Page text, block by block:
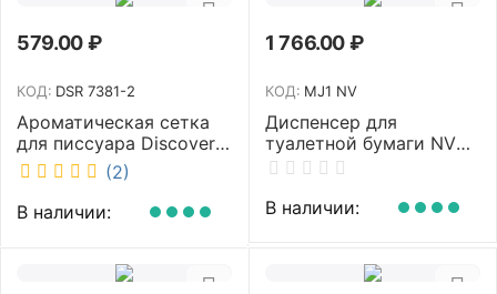
579.00₽
КОД: DSR 7381-2
Ароматическая сетка
для писсуара Discover
аромат Queen DSR
7381-2
(2)
В наличии:
1 766.00₽
КОД: MJ1 NV
Диспенсер для
туалетной бумаги NV
белый MJ1 NV
В наличии: